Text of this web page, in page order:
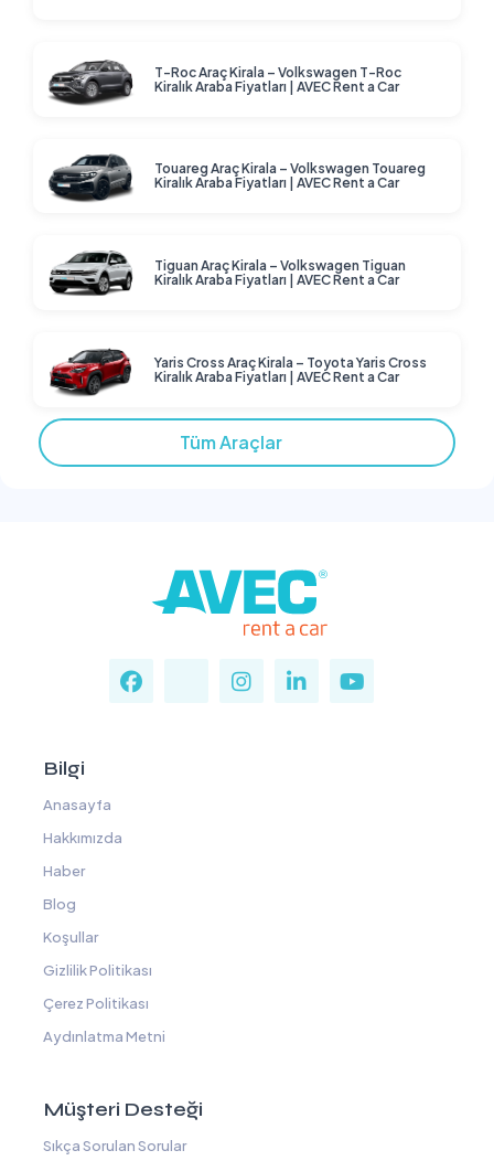
T-Roc Araç Kirala – Volkswagen T-Roc
Kiralık Araba Fiyatları | AVEC Rent a Car
Touareg Araç Kirala – Volkswagen Touareg
Kiralık Araba Fiyatları | AVEC Rent a Car
Tiguan Araç Kirala – Volkswagen Tiguan
Kiralık Araba Fiyatları | AVEC Rent a Car
Yaris Cross Araç Kirala – Toyota Yaris Cross
Kiralık Araba Fiyatları | AVEC Rent a Car
Tüm Araçlar
Bilgi
Anasayfa
Hakkımızda
Haber
Blog
Koşullar
Gizlilik Politikası
Çerez Politikası
Aydınlatma Metni
Müşteri Desteği
Sıkça Sorulan Sorular